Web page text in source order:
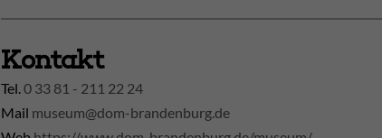
Kontakt
Tel. 0 33 81 - 211 22 24
Mail museum@dom-brandenburg.de